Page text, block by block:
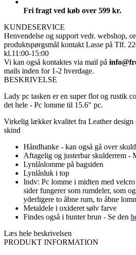
Fri fragt ved køb over 599 kr.
KUNDESERVICE
Henvendelse og support vedr. webshop,
produktspørgsmål kontakt Lasse på Tlf.
kl.11:00-15:00
Vi kan også kontaktes via mail på
mails inden for 1-2 hverdage.
BESKRIVELSE
Lady pc tasken er en super flot og rustik
det hele - Pc lomme til 15.6" pc.
Virkelig lækker kvalitet fra Leather design
skind
Håndhanke - kan også gå over
Aftagelig og justerbar skulderrem -
Lynlåslomme på bagsiden
Lynlåsluk i top
Indv: Pc lomme i midten med
sider fungerer som rumdeler, som
yderligere to åbne rum, to åbne
Metaldele i oxideret sølv farve
Findes også i hunter brun - Se den
Læs hele beskrivelsen
PRODUKT INFORMATION